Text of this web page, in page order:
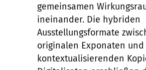
gemeinsamen
ineinander. Die hybriden
Ausstellungsformate
originalen Exponaten und
kontextualisierenden